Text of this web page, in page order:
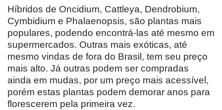
Híbridos de Oncidium, Cattleya, Dendrobium,
Cymbidium e Phalaenopsis, são plantas mais
populares, podendo encontrá-las até mesmo em
supermercados. Outras mais exóticas, até
mesmo vindas de fora do Brasil, tem seu preço
mais alto. Já outras podem ser compradas
ainda em mudas, por um preço mais acessível,
porém estas plantas podem demorar anos para
florescerem pela primeira vez.